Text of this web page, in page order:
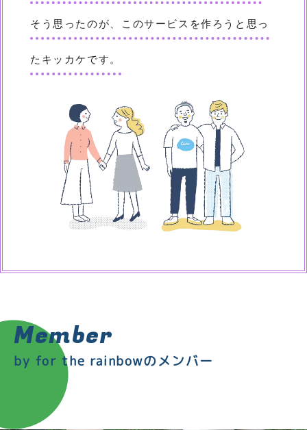
そう思ったのが、このサービスを作ろうと思っ
たキッカケです。
Member
by for the rainbowのメンバー